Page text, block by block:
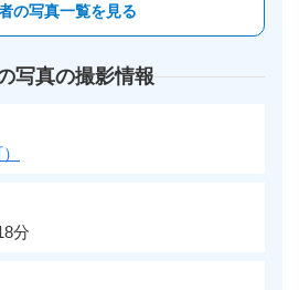
の写真一覧を見る
写真の撮影情報
分